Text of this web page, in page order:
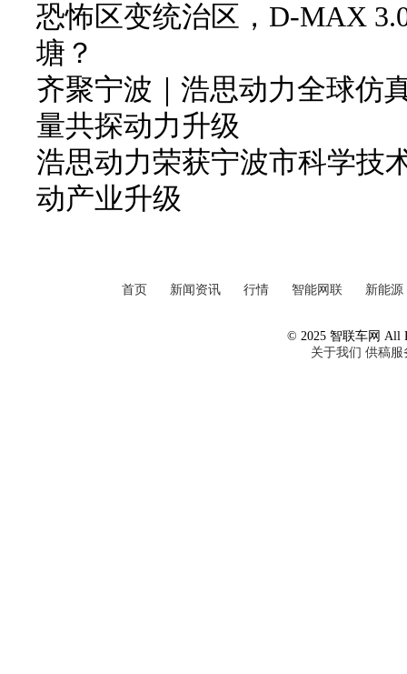
恐怖区变统治区，D-MAX
塘？
齐聚宁波｜浩思动力全球仿
量共探动力升级
浩思动力荣获宁波市科学技
动产业升级
首页 新闻资讯 行情 智能网联 新能源
© 2025 智联车网 All
关于我们 供稿服